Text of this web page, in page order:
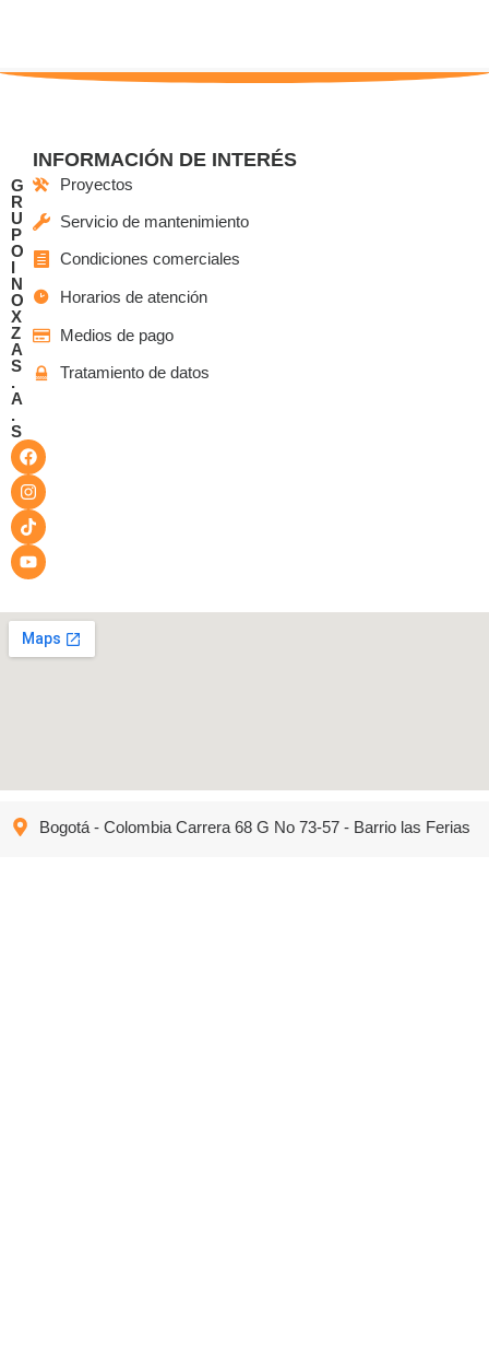
G
R
U
P
O
I
N
O
X
Z
A
S
.
A
.
S
INFORMACIÓN DE INTERÉS
Proyectos
Servicio de mantenimiento
Condiciones comerciales
Horarios de atención
Medios de pago
Tratamiento de datos
Bogotá - Colombia Carrera 68 G No 73-57 - Barrio las Ferias